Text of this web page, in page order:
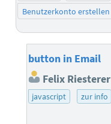
Benutzerkonto erstellen
button in Email
Felix Riesterer
javascript
zur info